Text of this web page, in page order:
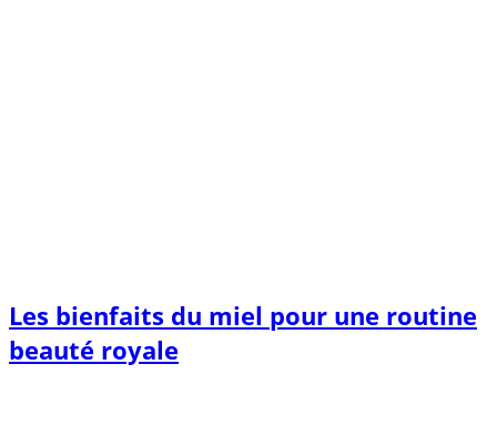
Les bienfaits du miel pour une routine
beauté royale